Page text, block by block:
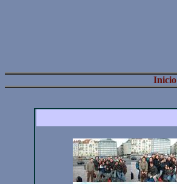
Inicio